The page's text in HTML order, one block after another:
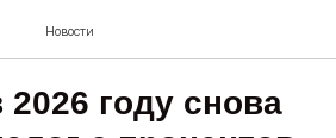
Новости
году снова